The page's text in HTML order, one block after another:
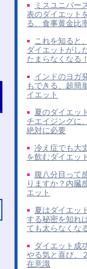
ミスユニバー
表のダイエット
る、食事黄金比
これを知ると
ダイエットがし
たまらなくなる！
インドのヨガ
もできる、超簡
イエット
夏のダイエッ
チエイジングに
絶対に必要
冷え症でも大
を飲むダイエット
腹八分目って
りますか？内臓
エット
夏はダイエッ
する秘密を知れ
ても太らなくな
ダイエット成
やる気と喜び、
在意識